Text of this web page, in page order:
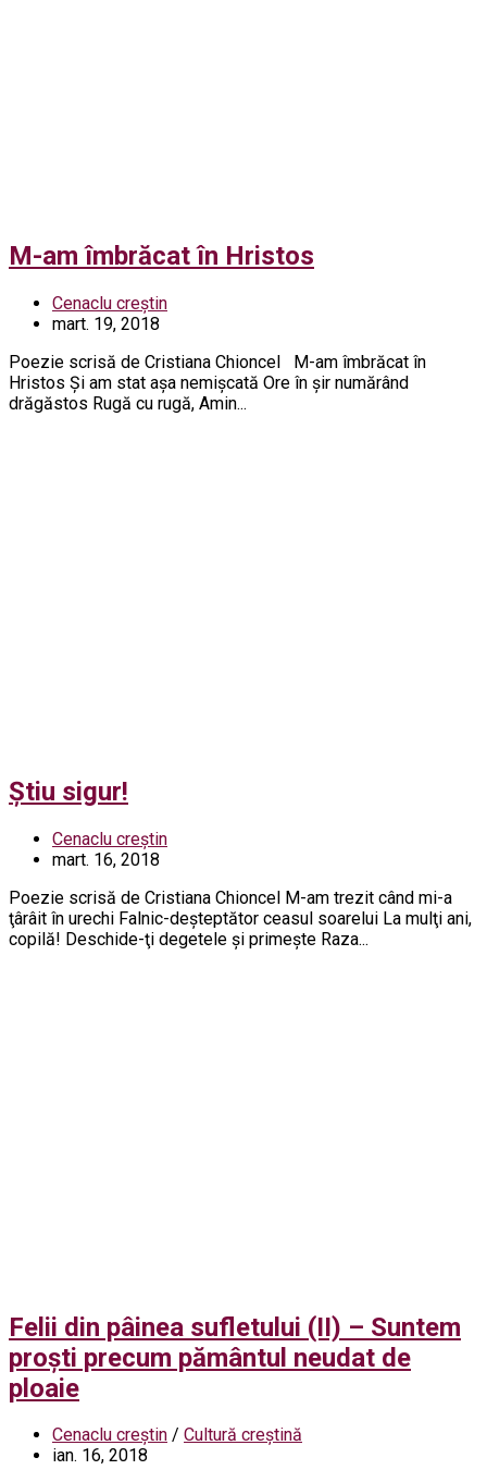
M-am îmbrăcat în Hristos
Cenaclu creștin
mart. 19, 2018
Poezie scrisă de Cristiana Chioncel M-am îmbrăcat în
Hristos Și am stat așa nemișcată Ore în șir numărând
drăgăstos Rugă cu rugă, Amin...
Ştiu sigur!
Cenaclu creștin
mart. 16, 2018
Poezie scrisă de Cristiana Chioncel M-am trezit când mi-a
ţârâit în urechi Falnic-deşteptător ceasul soarelui La mulţi ani,
copilă! Deschide-ţi degetele şi primeşte Raza...
Felii din pâinea sufletului (II) – Suntem
proști precum pământul neudat de
ploaie
Cenaclu creștin / Cultură creștină
ian. 16, 2018